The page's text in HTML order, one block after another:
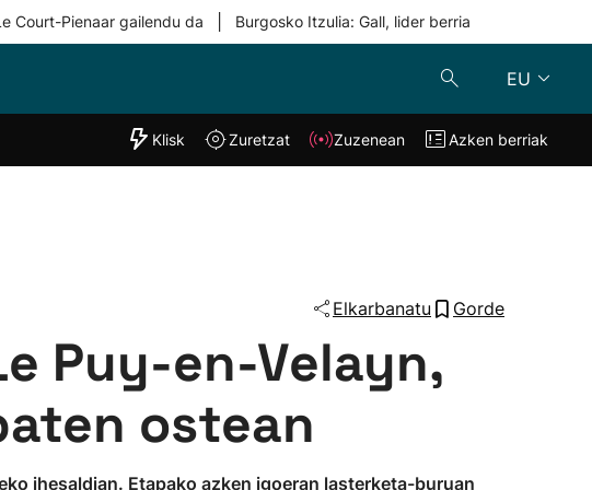
Court-Pienaar gailendu da Burgosko Itzulia: Gall, lider berria
EU
"Helmuga"
Klisk Zuzenean
Klisk Zuretzat Zuzenean Azken berriak
Elkarbanatu Gorde
Puy-en-Velayn,
ostean
ihesaldian. Etapako azken igoeran lasterketa-buruan